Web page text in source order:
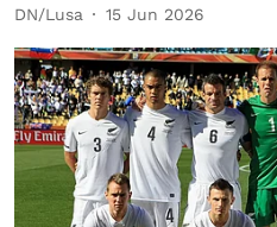
DN/Lusa 15 Jun 2026